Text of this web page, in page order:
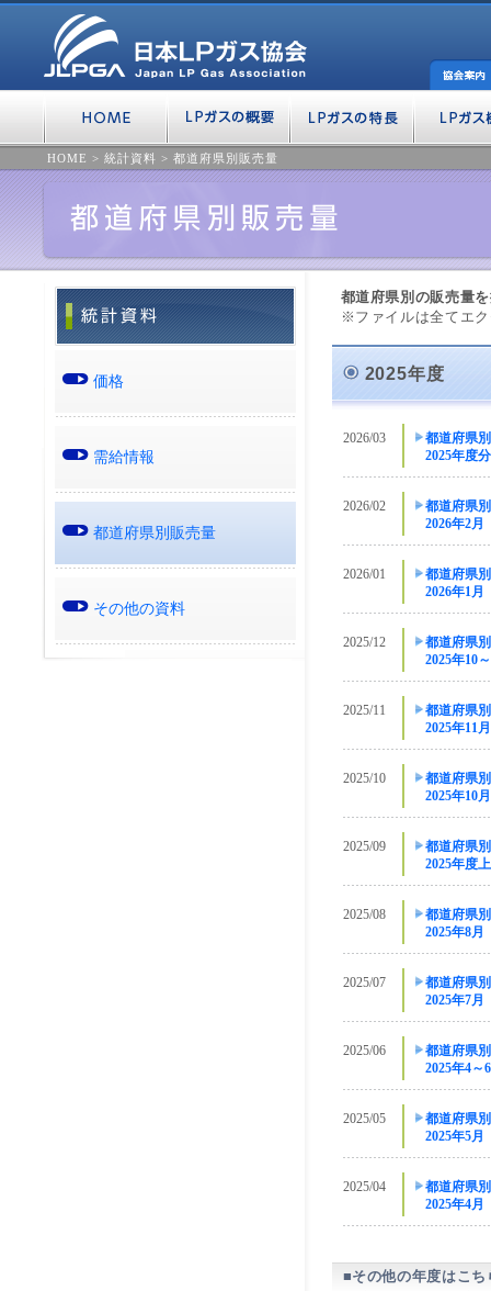
HOME > 統計資料 > 都道府県別販売量
価格
需給情報
都道府県別販売量
その他の資料
都道府県別の販売量
※ファイルは全てエ
2025年度
2026/03
都道府県
2025年度分
2026/02
都道府県
2026年2月
2026/01
都道府県
2026年1月
2025/12
都道府県
2025年10
2025/11
都道府県
2025年11月
2025/10
都道府県
2025年10月
2025/09
都道府県
2025年度
2025/08
都道府県
2025年8月
2025/07
都道府県
2025年7月
2025/06
都道府県
2025年4～
2025/05
都道府県
2025年5月
2025/04
都道府県
2025年4月
■その他の年度はこち